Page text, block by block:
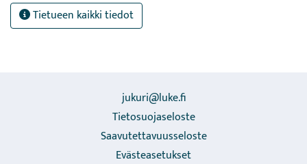
Tietueen kaikki tiedot
jukuri@luke.fi
Tietosuojaseloste
Saavutettavuusseloste
Evästeasetukset